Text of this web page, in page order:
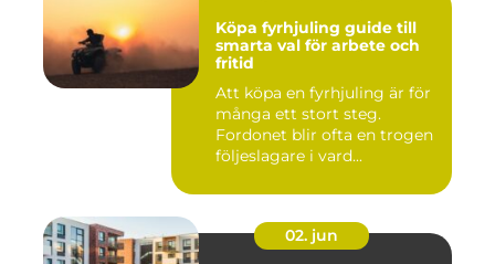
Köpa fyrhjuling guide till
smarta val för arbete och
fritid
Att köpa en fyrhjuling är för
många ett stort steg.
Fordonet blir ofta en trogen
följeslagare i vard...
02. jun